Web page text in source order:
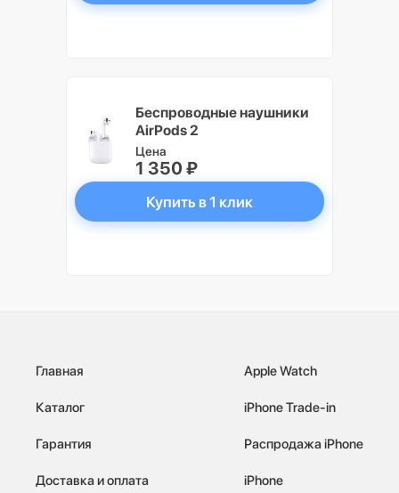
Беспроводные наушники
AirPods 2
Цена
1 350 ₽
Купить в 1 клик
Главная
Каталог
Гарантия
Доставка и оплата
Apple Watch
iPhone Trade-in
Распродажа iPhone
iPhone